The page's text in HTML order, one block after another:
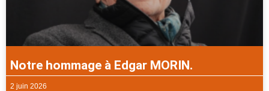
Notre hommage à Edgar MORIN.
2 juin 2026